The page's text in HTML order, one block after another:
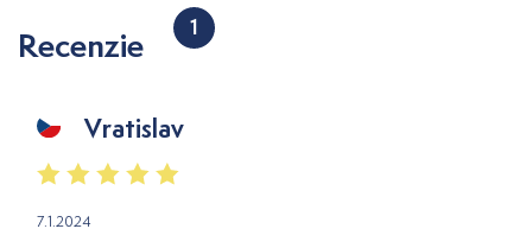
Recenzie 1
Vratislav
7.1.2024